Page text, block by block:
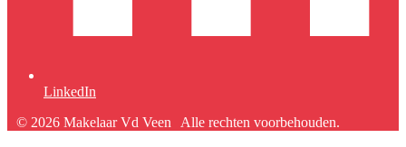
LinkedIn
© 2026 Makelaar Vd Veen
Alle rechten voorbehouden.